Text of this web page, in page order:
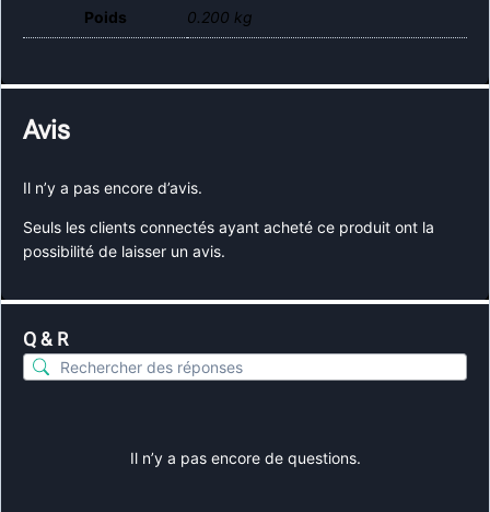
Poids 0.200 kg
Avis
Il n’y a pas encore d’avis.
Seuls les clients connectés ayant acheté ce produit ont la
possibilité de laisser un avis.
Q & R
Il n’y a pas encore de questions.